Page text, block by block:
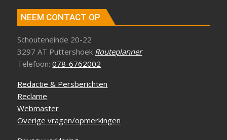
NEEM CONTACT OP
Schouteneinde 20-22
3297 AT Puttershoek Routeplanner
Telefoon:078-6762002
Redactie & Persberichten
Reclame
Webmaster
Overige vragen/opmerkingen